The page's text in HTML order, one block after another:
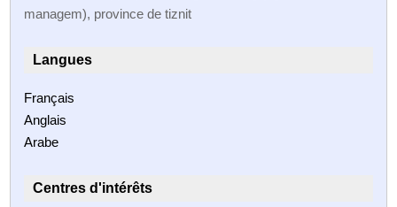
managem), province de tiznit
Langues
Français
Anglais
Arabe
Centres d'intérêts